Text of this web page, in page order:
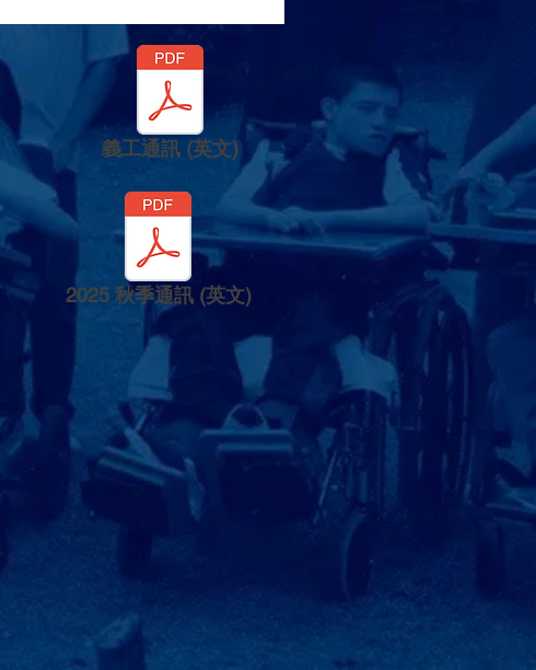
義工通訊 (英文)
2025 秋季通訊 (英文)